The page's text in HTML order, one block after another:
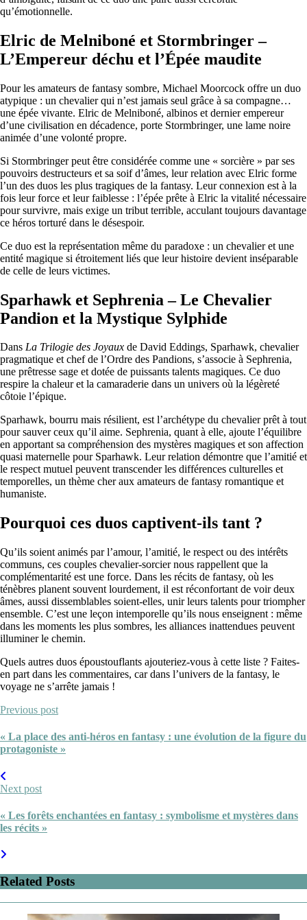
qu’émotionnelle.
Elric de Melniboné et Stormbringer –
L’Empereur déchu et l’Épée maudite
Pour les amateurs de fantasy sombre, Michael Moorcock offre un duo
atypique : un chevalier qui n’est jamais seul grâce à sa compagne…
une épée vivante. Elric de Melniboné, albinos et dernier empereur
d’une civilisation en décadence, porte Stormbringer, une lame noire
animée d’une volonté propre.
Si Stormbringer peut être considérée comme une « sorcière » par ses
pouvoirs destructeurs et sa soif d’âmes, leur relation avec Elric forme
l’un des duos les plus tragiques de la fantasy. Leur connexion est à la
fois leur force et leur faiblesse : l’épée prête à Elric la vitalité nécessaire
pour survivre, mais exige un tribut terrible, acculant toujours davantage
ce héros torturé dans le désespoir.
Ce duo est la représentation même du paradoxe : un chevalier et une
entité magique si étroitement liés que leur histoire devient inséparable
de celle de leurs victimes.
Sparhawk et Sephrenia – Le Chevalier
Pandion et la Mystique Sylphide
Dans La Trilogie des Joyaux de David Eddings, Sparhawk, chevalier
pragmatique et chef de l’Ordre des Pandions, s’associe à Sephrenia,
une prêtresse sage et dotée de puissants talents magiques. Ce duo
respire la chaleur et la camaraderie dans un univers où la légèreté
côtoie l’épique.
Sparhawk, bourru mais résilient, est l’archétype du chevalier prêt à tout
pour sauver ceux qu’il aime. Sephrenia, quant à elle, ajoute l’équilibre
en apportant sa compréhension des mystères magiques et son affection
quasi maternelle pour Sparhawk. Leur relation démontre que l’amitié et
le respect mutuel peuvent transcender les différences culturelles et
temporelles, un thème cher aux amateurs de fantasy romantique et
humaniste.
Pourquoi ces duos captivent-ils tant ?
Qu’ils soient animés par l’amour, l’amitié, le respect ou des intérêts
communs, ces couples chevalier-sorcier nous rappellent que la
complémentarité est une force. Dans les récits de fantasy, où les
ténèbres planent souvent lourdement, il est réconfortant de voir deux
âmes, aussi dissemblables soient-elles, unir leurs talents pour triompher
ensemble. C’est une leçon intemporelle qu’ils nous enseignent : même
dans les moments les plus sombres, les alliances inattendues peuvent
illuminer le chemin.
Quels autres duos époustouflants ajouteriez-vous à cette liste ? Faites-
en part dans les commentaires, car dans l’univers de la fantasy, le
voyage ne s’arrête jamais !
Previous post
« La place des anti-héros en fantasy : une évolution de la figure du
protagoniste »
Next post
« Les forêts enchantées en fantasy : symbolisme et mystères dans
les récits »
Related Posts